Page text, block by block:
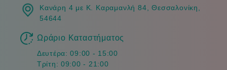
Κανάρη 4 με Κ. Καραμανλή 84, Θεσσαλονίκη,
54644
Ωράριο Καταστήματος
Δευτέρα: 09:00 - 15:00
Τρίτη: 09:00 - 21:00